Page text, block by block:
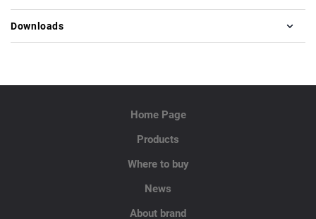
Downloads
Home Page
Products
Where to buy
News
About brand